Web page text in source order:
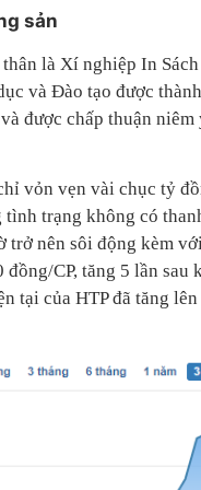
sản
là Xí nghiệp In
và Đào tạo được
được chấp thuận niêm
vỏn vẹn vài chục tỷ
trạng không có
trở nên sôi động kèm
CP, tăng 5 lần sau
tại của HTP đã tăng